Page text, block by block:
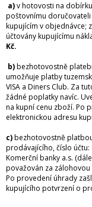
a)v hotovosti na
poštovnímu doručovateli
kupujícím v objednávce;
účtovány kupujícímu
Kč.
b)bezhotovostně
umožňuje platby
VISA a Diners Club. Za
žádné poplatky navíc.
na kupní cenu zboží. Po
elektronickou adresu
c)bezhotovostně
prodávajícího, číslo účtu:
Komerční banky a.s.
považován za
Po provedení úhrady
kupujícího potvrzení o